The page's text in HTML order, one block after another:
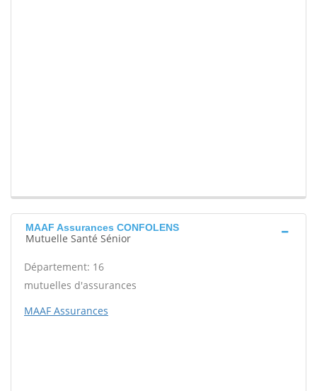
MAAF Assurances CONFOLENS
Mutuelle Santé Sénior
Département: 16
mutuelles d'assurances
MAAF Assurances